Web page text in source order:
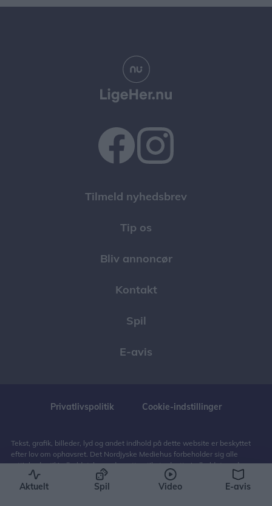
Tilmeld nyhedsbrev
Tip os
Bliv annoncør
Kontakt
Spil
E-avis
Privatlivspolitik Cookie-indstillinger
Tekst, grafik, billeder, lyd og andet indhold på dette website er beskyttet
efter lov om ophavsret. Det Nordjyske Mediehus forbeholder sig alle
rettigheder til indholdet, herunder retten til at udnytte indholdet med
henblik på tekst- og datamining, jf. ophavsretslovens § 11 b og DSM-
direktivets artikel 4.
Aktuelt Spil Video E-avis